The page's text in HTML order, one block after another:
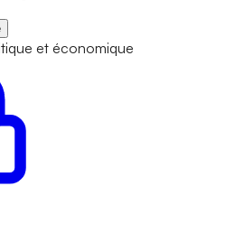
et économique